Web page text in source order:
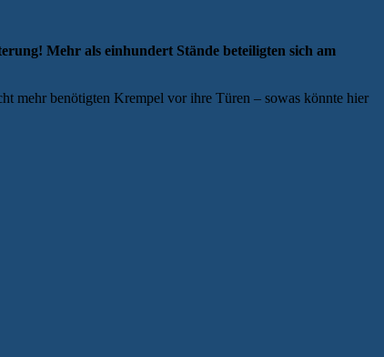
Mehr als einhundert Stände beteiligten sich am
mehr benötigten Krempel vor ihre Türen – sowas könnte hier